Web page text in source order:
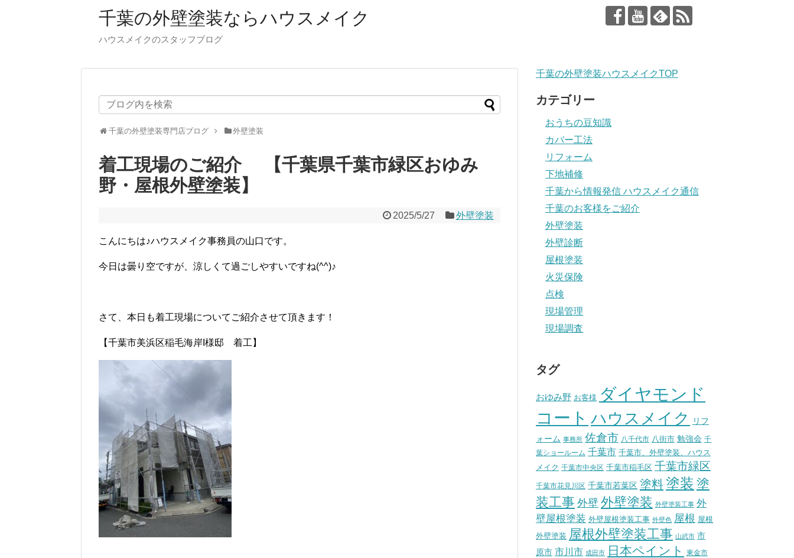
千葉の外壁塗装ならハウスメイク
ハウスメイクのスタッフブログ
千葉の外壁塗装専門店ブログ 外壁塗装
着工現場のご紹介 【千葉県千葉市緑区おゆみ
野・屋根外壁塗装】
2025/5/27 外壁塗装
こんにちは♪ハウスメイク事務員の山口です。
今日は曇り空ですが、涼しくて過ごしやすいですね(^^)♪
さて、本日も着工現場についてご紹介させて頂きます！
【千葉市美浜区稲毛海岸I様邸 着工】
千葉の外壁塗装ハウスメイクTOP
カテゴリー
おうちの豆知識
カバー工法
リフォーム
下地補修
千葉から情報発信 ハウスメイク通信
千葉のお客様をご紹介
外壁塗装
外壁診断
屋根塗装
火災保険
点検
現場管理
現場調査
タグ
おゆみ野 お客様 ダイヤモンド
コート ハウスメイク
リフ
ォーム 事務所 佐倉市 八千代市 八街市 勉強会 千
葉ショールーム 千葉市 千葉市、外壁塗装、ハウス
メイク 千葉市中央区 千葉市稲毛区 千葉市緑区
千葉市花見川区 千葉市若葉区 塗料塗装 塗
装工事 外壁 外壁塗装 外壁塗装工事 外
壁屋根塗装 外壁屋根塗装工事 外壁色 屋根 屋根
外壁塗装 屋根外壁塗装工事 山武市 市
原市 市川市 成田市 日本ペイント 東金市